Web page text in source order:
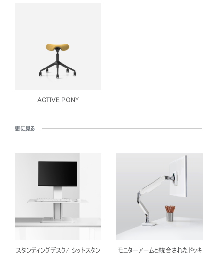
ACTIVE PONY
更に見る
スタンディングデスク/ シットスタン
モニターアームと統合されたドッキ